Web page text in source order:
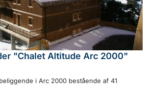
"Chalet Altitude Arc 2000"
i Arc 2000 bestående af 41